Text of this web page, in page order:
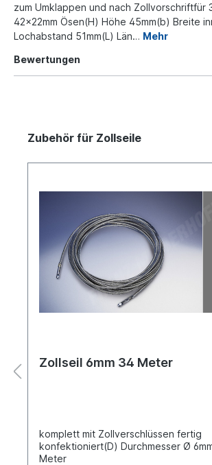
zum Umklappen und nach Zollvorschriftfür
42x22mm Ösen(H) Höhe 45mm(b) Breite
Lochabstand 51mm(L) Län… Mehr
Bewertungen
Zubehör für Zollseile
Zollseil 6mm 34 Meter
komplett mit Zollverschlüssen fertig
konfektioniert(D) Durchmesser Ø
Meter